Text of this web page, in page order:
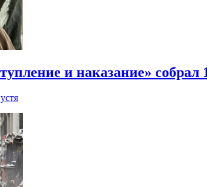
и наказание»